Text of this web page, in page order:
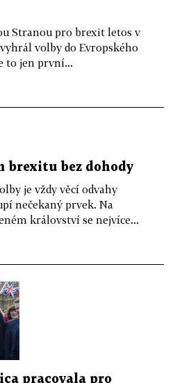
Stranou pro brexit letos v
volby do Evropského
to jen první...
brexitu bez dohody
je vždy věcí odvahy
nečekaný prvek. Na
království se nejvíce...
pracovala pro